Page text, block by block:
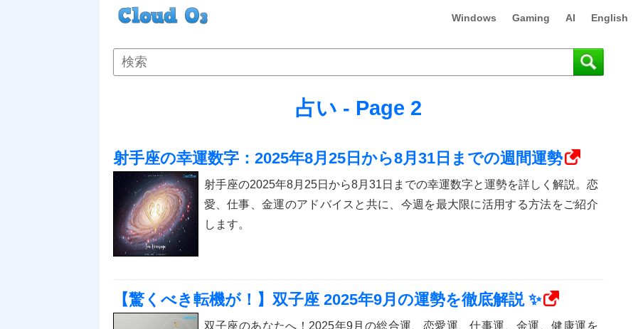
Windows Gaming AI English
占い - Page 2
射手座の幸運数字：2025年8月25日から8月31日までの週間運勢
射手座の2025年8月25日から8月31日までの幸運数字と運勢を詳しく解説。恋
愛、仕事、金運のアドバイスと共に、今週を最大限に活用する方法をご紹介
します。
【驚くべき転機が！】双子座 2025年9月の運勢を徹底解説 ✨
双子座のあなたへ！2025年9月の総合運、恋愛運、仕事運、金運、健康運を